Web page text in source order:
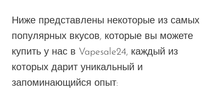
Ниже представлены некоторые из самых
популярных вкусов, которые вы можете
купить у нас в Vapesale24, каждый из
которых дарит уникальный и
запоминающийся опыт: